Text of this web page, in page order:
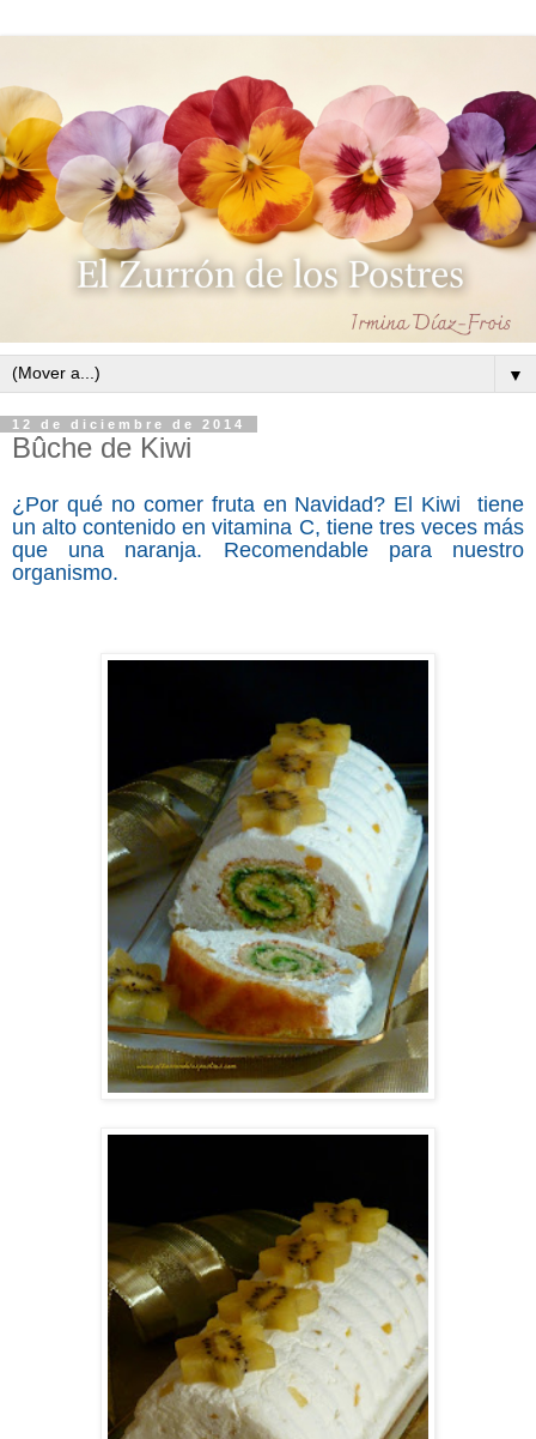
▼
12 de diciembre de 2014
Bûche de Kiwi
¿Por qué no comer fruta en Navidad? El Kiwi tiene
un alto contenido en vitamina C, tiene tres veces más
que una naranja. Recomendable para nuestro
organismo.